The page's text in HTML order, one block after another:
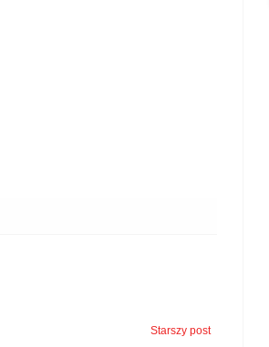
Starszy post